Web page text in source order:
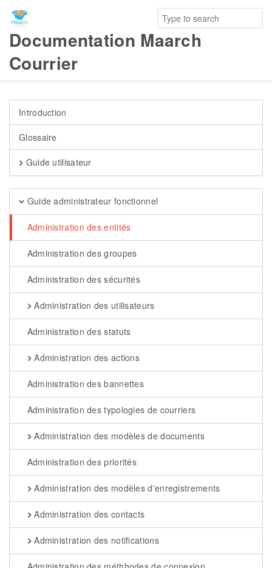
Documentation Maarch
Courrier
Introduction
Glossaire
Guide utilisateur
Guide administrateur fonctionnel
Administration des entités
Administration des groupes
Administration des sécurités
Administration des utilisateurs
Administration des statuts
Administration des actions
Administration des bannettes
Administration des typologies de courriers
Administration des modèles de documents
Administration des priorités
Administration des modèles d'enregistrements
Administration des contacts
Administration des notifications